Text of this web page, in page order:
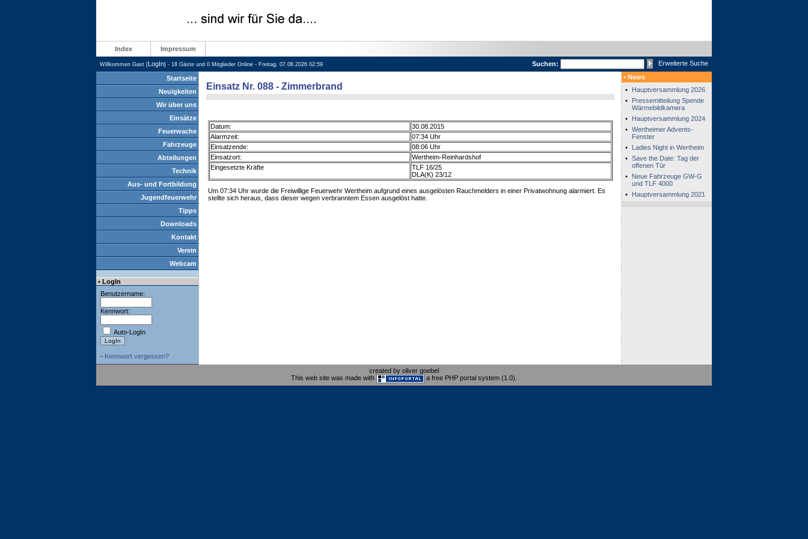
Index Impressum
Willkommen Gast [LogIn] - 18 Gäste und 0 Mitglieder Online - Freitag, 07.08.2026 02:59 Suchen: Erweiterte Suche
Startseite
Neuigkeiten
Wir über uns
Einsätze
Feuerwache
Fahrzeuge
Abteilungen
Technik
Aus- und Fortbildung
Jugendfeuerwehr
Tipps
Downloads
Kontakt
Verein
Webcam
• LogIn
Benutzername:
Kennwort:
Auto-LogIn
- Kennwort vergessen?
Einsatz Nr. 088 - Zimmerbrand
Datum:
30.08.2015
Alarmzeit:
07:34 Uhr
Einsatzende:
08:06 Uhr
Einsatzort:
Wertheim-Reinhardshof
Eingesetzte Kräfte
TLF 16/25
DLA(K) 23/12
Um 07:34 Uhr wurde die Freiwillige Feuerwehr Wertheim aufgrund eines ausgelösten Rauchmelders in einer Privatwohnung alarmiert. Es
stellte sich heraus, dass dieser wegen verbranntem Essen ausgelöst hatte.
• News
•
Hauptversammlung 2026
•
Pressemitteilung Spende
Wärmebildkamera
•
Hauptversammlung 2024
• Wertheimer Advents-
Fenster
•
Ladies Night in Wertheim
• Save the Date: Tag der
offenen Tür
•
Neue Fahrzeuge GW-G
und TLF 4000
•
Hauptversammlung 2021
created by oliver goebel
This web site was made with
a free PHP portal system (1.0).